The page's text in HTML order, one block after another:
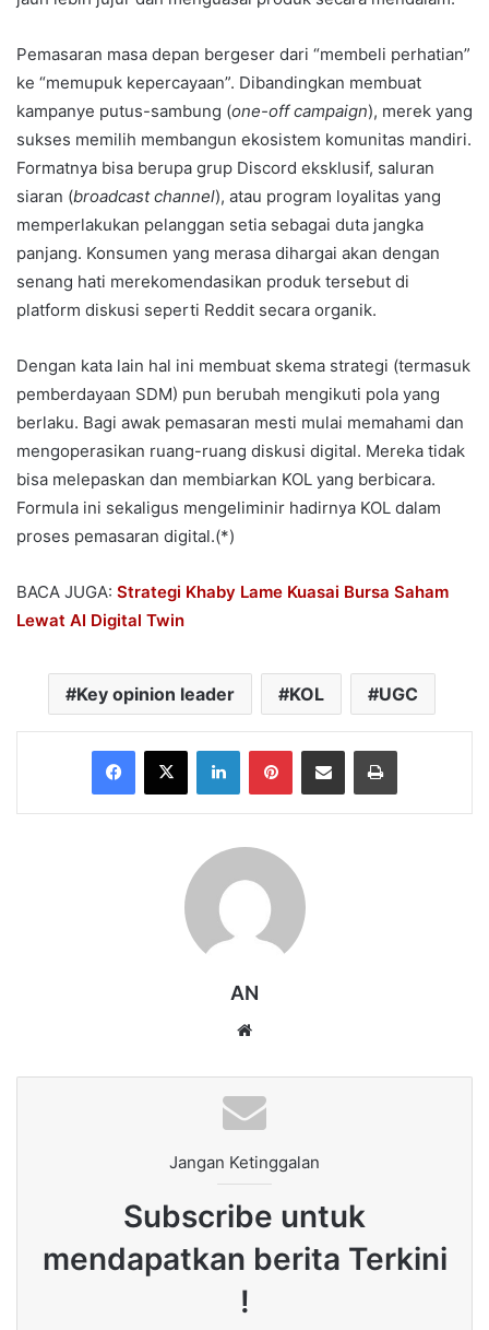
Pemasaran masa depan bergeser dari “membeli perhatian”
ke “memupuk kepercayaan”. Dibandingkan membuat
kampanye putus-sambung (one-off campaign), merek yang
sukses memilih membangun ekosistem komunitas mandiri.
Formatnya bisa berupa grup Discord eksklusif, saluran
siaran (broadcast channel), atau program loyalitas yang
memperlakukan pelanggan setia sebagai duta jangka
panjang. Konsumen yang merasa dihargai akan dengan
senang hati merekomendasikan produk tersebut di
platform diskusi seperti Reddit secara organik.
Dengan kata lain hal ini membuat skema strategi (termasuk
pemberdayaan SDM) pun berubah mengikuti pola yang
berlaku. Bagi awak pemasaran mesti mulai memahami dan
mengoperasikan ruang-ruang diskusi digital. Mereka tidak
bisa melepaskan dan membiarkan KOL yang berbicara.
Formula ini sekaligus mengeliminir hadirnya KOL dalam
proses pemasaran digital.(*)
BACA JUGA: Strategi Khaby Lame Kuasai Bursa Saham
Lewat AI Digital Twin
Key opinion leader KOL UGC
Facebook
X LinkedInPinterestShare via Email Print
AN
Jangan Ketinggalan
Subscribe untuk
mendapatkan berita Terkini
!